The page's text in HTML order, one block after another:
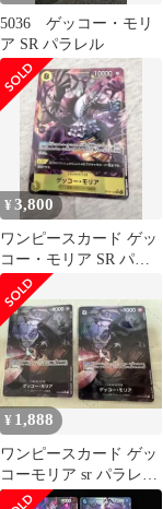
5036 ゲッコー・モリ
ア SR パラレル
¥3,800
ワンピースカード ゲッ
コー・モリア SR パラ
レル
¥ 1,888
ワンピースカード ゲッ
コーモリア sr パラレ
ル 2枚セット